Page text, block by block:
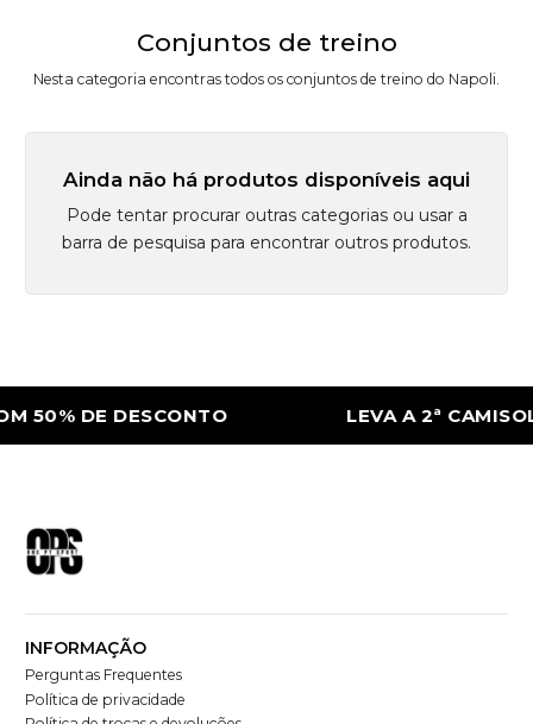
Conjuntos de treino
Nesta categoria encontras todos os conjuntos de treino do Napoli.
Ainda não há produtos disponíveis aqui
Pode tentar procurar outras categorias ou usar a
barra de pesquisa para encontrar outros produtos.
50% DE DESCONTO LEVA A 2ª
INFORMAÇÃO
Perguntas Frequentes
Política de privacidade